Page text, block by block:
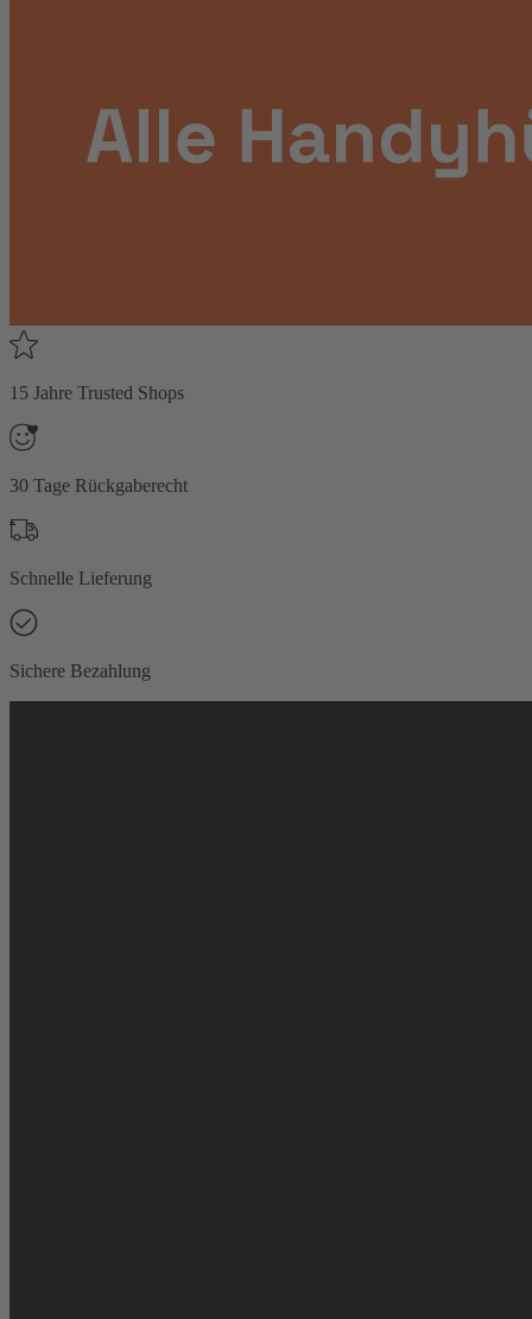
15 Jahre Trusted Shops
30 Tage Rückgaberecht
Schnelle Lieferung
Sichere Bezahlung